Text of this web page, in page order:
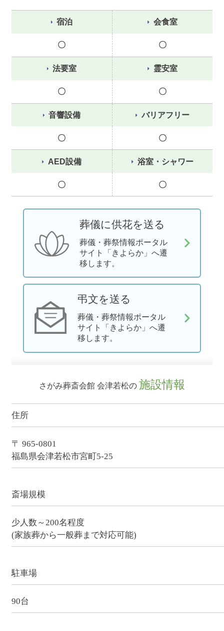
宿泊
〇
会食室
〇
法要室
〇
霊安室
〇
音響設備
〇
バリアフリー
〇
AED設備
〇
浴室・シャワー
〇
葬儀に供花を送る
葬儀・葬祭情報ポータル
サイト「きよらか」へ遷
移します。
弔文を送る
葬儀・葬祭情報ポータル
サイト「きよらか」へ遷
移します。
さがみ葬斎会館 会津若松の 施設情報
住所
〒 965-0801
福島県会津若松市宮町5-25
斎場規模
少人数～200名程度
(家族葬から一般葬まで対応可能)
駐車場
90台